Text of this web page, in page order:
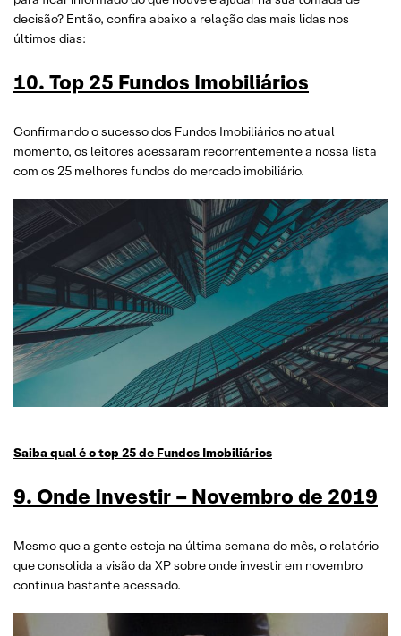
decisão? Então, confira abaixo a relação das mais lidas nos
últimos dias:
10. Top 25 Fundos Imobiliários
Confirmando o sucesso dos Fundos Imobiliários no atual
momento, os leitores acessaram recorrentemente a nossa lista
com os 25 melhores fundos do mercado imobiliário.
Saiba qual é o top 25 de Fundos Imobiliários
9. Onde Investir – Novembro de 2019
Mesmo que a gente esteja na última semana do mês, o relatório
que consolida a visão da XP sobre onde investir em novembro
continua bastante acessado.